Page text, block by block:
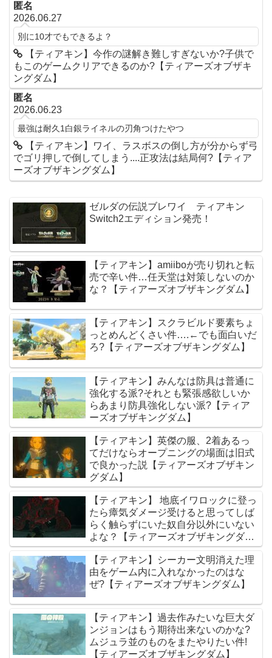
匿名
2026.06.27
別に10才でもできるよ？
【ティアキン】今作の謎解き難しすぎないか?子供で
もこのゲームクリアできるのか?【ティアーズオブザキ
ングダム】
匿名
2026.06.23
最強は耐久1白銀ライネルの刃角つけたやつ
【ティアキン】ワイ、ラスボスの倒し方が分からず弓
でゴリ押しで倒してしまう....正攻法は結局何?【ティア
ーズオブザキングダム】
ゼルダの伝説ブレワイ ティアキン
Switch2エディション発売！
【ティアキン】amiiboが売り切れと転
売で辛い件…任天堂は対策しないのか
な？【ティアーズオブザキングダム】
【ティアキン】スクラビルド要素ちょ
っとめんどくさい件….←でも面白いだ
ろ?【ティアーズオブザキングダム】
【ティアキン】みんなは防具は普通に
強化する派?それとも緊張感欲しいか
らあまり防具強化しない派?【ティア
ーズオブザキングダム】
【ティアキン】英傑の服、2着あるっ
てだけならオープニングの場面は旧式
で良かった説【ティアーズオブザキン
グダム】
【ティアキン】 地底イワロックに登っ
たら瘴気ダメージ受けると思ってしば
らく触らずにいた奴自分以外にいない
よな？【ティアーズオブザキングダ
ム】
【ティアキン】シーカー文明消えた理
由をゲーム内に入れなかったのはな
ぜ?【ティアーズオブザキングダム】
【ティアキン】過去作みたいな巨大ダ
ンジョンはもう期待出来ないのかな?
ムジュラ並のものをまたやりたい件!
【ティアーズオブザキングダム】